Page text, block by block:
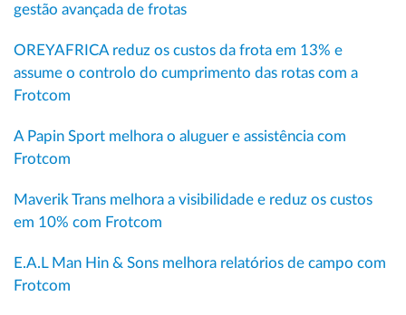
gestão avançada de frotas
OREYAFRICA reduz os custos da frota em 13% e
assume o controlo do cumprimento das rotas com a
Frotcom
A Papin Sport melhora o aluguer e assistência com
Frotcom
Maverik Trans melhora a visibilidade e reduz os custos
em 10% com Frotcom
E.A.L Man Hin & Sons melhora relatórios de campo com
Frotcom